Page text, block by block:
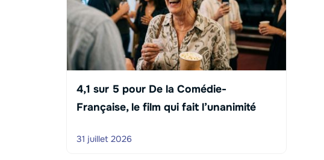
4,1 sur 5 pour De la Comédie-
Française, le film qui fait l’unanimité
31 juillet 2026